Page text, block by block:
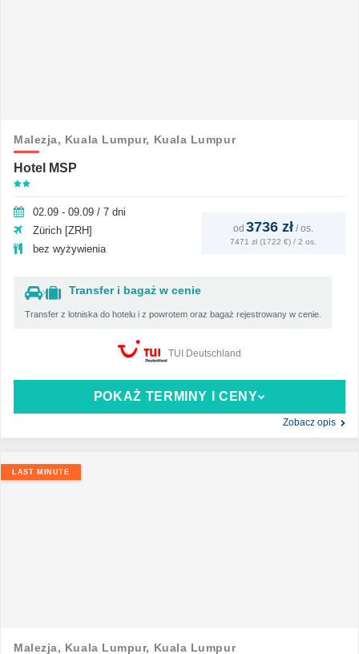
Malezja, Kuala Lumpur, Kuala Lumpur
Hotel MSP
02.09 - 09.09 / 7 dni
Zürich [ZRH]
bez wyżywienia
Transfer i bagaż w cenie
Transfer z lotniska do hotelu i z powrotem oraz bagaż rejestrowany w cenie.
od 3736 zł / os.
7471 zł (1722 €) / 2 os.
POKAŻ TERMINY I CENY
Zobacz opis
TUI Deutschland
LAST MINUTE
Malezja, Kuala Lumpur, Kuala Lumpur